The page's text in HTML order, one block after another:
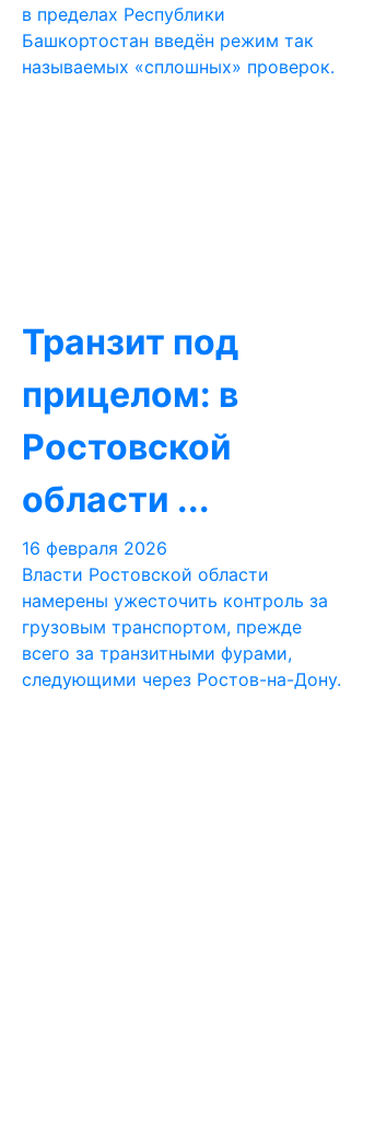
в пределах Республики
Башкортостан введён режим так
называемых «сплошных» проверок.
Транзит под
прицелом: в
Ростовской
области ...
16 февраля 2026
Власти Ростовской области
намерены ужесточить контроль за
грузовым транспортом, прежде
всего за транзитными фурами,
следующими через Ростов-на-Дону.